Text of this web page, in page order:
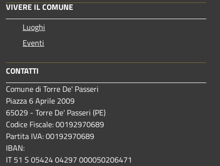
VIVERE IL COMUNE
Luoghi
Eventi
CONTATTI
Comune di Torre De' Passeri
Piazza 6 Aprile 2009
65029 - Torre De' Passeri (PE)
Codice Fiscale: 00192970689
Partita IVA: 00192970689
IBAN:
IT 51 S 05424 04297 000050206471